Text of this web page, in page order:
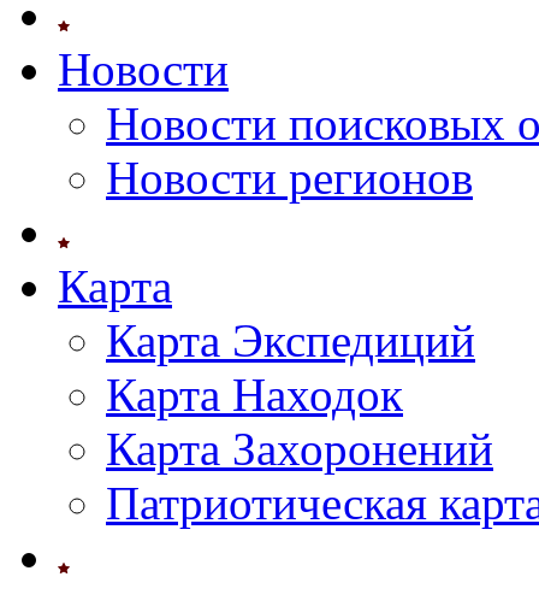
Новости
Новости поисковых
Новости регионов
Карта
Карта Экспедиций
Карта Находок
Карта Захоронений
Патриотическая